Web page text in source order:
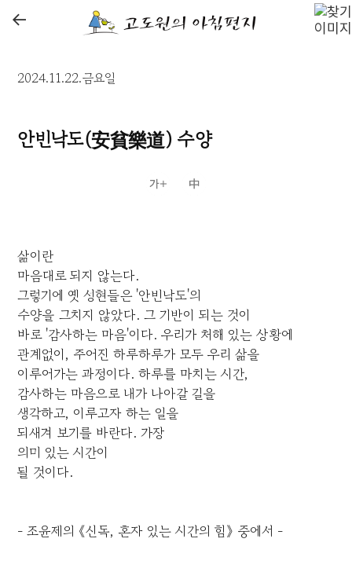
←
2024.11.22.금요일
안빈낙도(安貧樂道) 수양
삶이란
마음대로 되지 않는다.
그렇기에 옛 성현들은 '안빈낙도'의
수양을 그치지 않았다. 그 기반이 되는 것이
바로 '감사하는 마음'이다. 우리가 처해 있는 상황에
관계없이, 주어진 하루하루가 모두 우리 삶을
이루어가는 과정이다. 하루를 마치는 시간,
감사하는 마음으로 내가 나아갈 길을
생각하고, 이루고자 하는 일을
되새겨 보기를 바란다. 가장
의미 있는 시간이
될 것이다.
- 조윤제의 《신독, 혼자 있는 시간의 힘》 중에서 -